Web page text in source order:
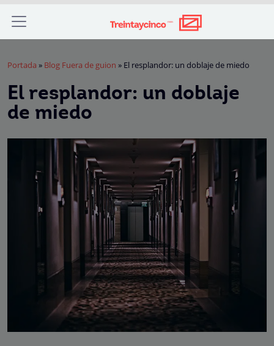
Portada » Blog Fuera de guion » El resplandor: un doblaje de miedo
El resplandor: un doblaje
de miedo